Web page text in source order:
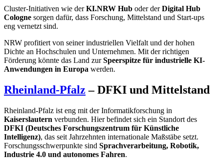
Cluster-Initiativen wie derKI.NRW Hub oder derDigital Hub
Cologne sorgen dafür, dass Forschung, Mittelstand und Start-ups
eng vernetzt sind.
NRW profitiert von seiner industriellen Vielfalt und der hohen
Dichte an Hochschulen und Unternehmen. Mit der richtigen
Förderung könnte das Land zurSpeerspitze für industrielle KI-
Anwendungen in Europa werden.
Rheinland-Pfalz – DFKI und Mittelstand
Rheinland-Pfalz ist eng mit der Informatikforschung in
Kaiserslautern verbunden. Hier befindet sich ein Standort des
DFKI (Deutsches Forschungszentrum für Künstliche
Intelligenz), das seit Jahrzehnten internationale Maßstäbe setzt.
Forschungsschwerpunkte sind Sprachverarbeitung, Robotik,
Industrie 4.0 und autonomes Fahren.